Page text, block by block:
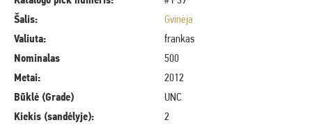
Šalis:
Gvinėja
Valiuta:
frankas
Nominalas
500
Metai:
2012
Būklė (Grade)
UNC
Kiekis (sandėlyje):
2